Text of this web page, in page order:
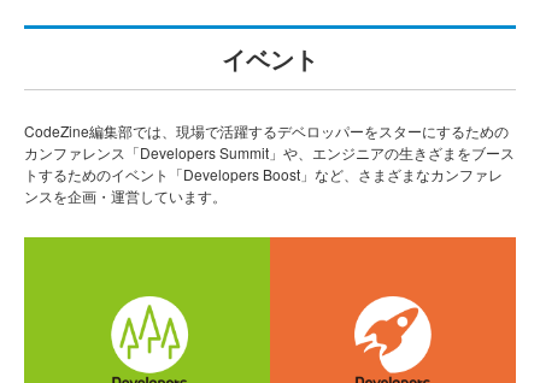
イベント
CodeZine編集部では、現場で活躍するデベロッパーをスターにするための
カンファレンス「Developers Summit」や、エンジニアの生きざまをブース
トするためのイベント「Developers Boost」など、さまざまなカンファレ
ンスを企画・運営しています。